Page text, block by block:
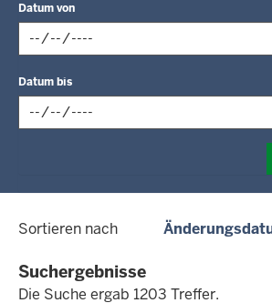
Datum von
im
folgenden
Format
Datum bis
eingeben:
Sortieren nach
Suchergebnisse
Die Suche ergab 1203 Treffer.